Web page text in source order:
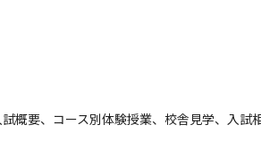
概要、コース別体験授業、校舎見学、入試